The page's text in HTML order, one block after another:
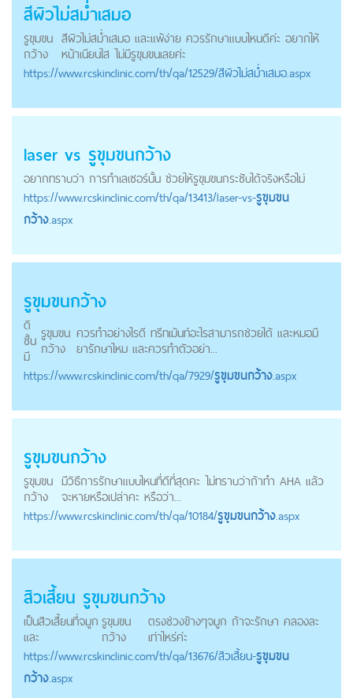
สีผิวไม่สม่ำเสมอ
รูขุมขน
กว้าง
สีผิวไม่สม่ำเสมอ และแพ้ง่าย ควรรักษาแบบไหนดีค่ะ อยากให้
หน้าเนียนใส ไม่มีรูขุมขนเลยค่ะ
https://www.rcskinclinic.com/th/qa/12529/สีผิวไม่สม่ำเสมอ.aspx
laser vs รูขุมขนกว้าง
อยากทราบว่า การทำเลเซอร์นั้น ช่วยให้รูขุมขนกระชับได้จริงหรือไม่
https://www.rcskinclinic.com/th/qa/13413/laser-vs-รูขุมขน
กว้าง.aspx
รูขุมขนกว้าง
ดิ
ชั้น
มี
รูขุมขน
กว้าง
ควรทำอย่างไรดี ทรีทเม้นท์อะไรสามารถช่วยได้ และหมอมี
ยารักษาไหม และควรทำตัวอย่า...
https://www.rcskinclinic.com/th/qa/7929/รูขุมขนกว้าง.aspx
รูขุมขนกว้าง
รูขุมขน
กว้าง
มีวิธีการรักษาแบบไหนที่ดีที่สุดคะ ไม่ทราบว่าถ้าทำ AHA แล้ว
จะหายหรือเปล่าคะ หรือว่า...
https://www.rcskinclinic.com/th/qa/10184/รูขุมขนกว้าง.aspx
สิวเสี้ยน รูขุมขนกว้าง
เป็นสิวเสี้ยนที่จมูก
และ
รูขุมขน
กว้าง
ตรงช่วงข้างๆจมูก ถ้าจะรักษา คลองละ
เท่าไหร่ค่ะ
https://www.rcskinclinic.com/th/qa/13676/สิวเสี้ยน-รูขุมขน
กว้าง.aspx